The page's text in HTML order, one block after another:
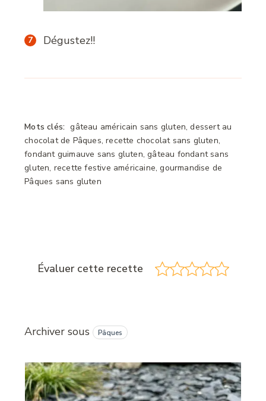
Dégustez!!
Mots clés: gâteau américain sans gluten, dessert au
chocolat de Pâques, recette chocolat sans gluten,
fondant guimauve sans gluten, gâteau fondant sans
gluten, recette festive américaine, gourmandise de
Pâques sans gluten
Évaluer cette recette
Archiver sous Pâques